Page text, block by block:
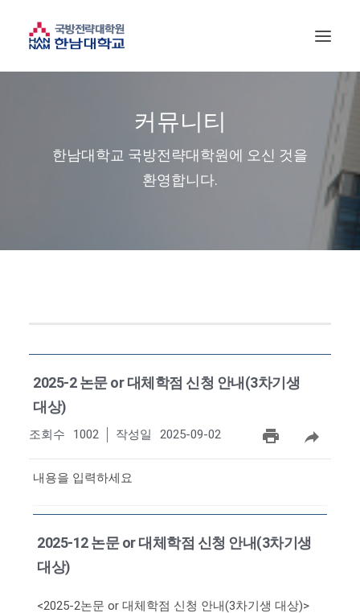
커뮤니티
한남대학교 국방전략대학원에 오신 것을
환영합니다.
2025-2 논문 or 대체학점 신청 안내(3차기생
대상)
조회수 1002 작성일 2025-09-02
내용을 입력하세요
2025-12 논문 or 대체학점 신청 안내(3차기생
대상)
<2025-2논문 or 대체학점 신청 안내(3차기생 대상)>